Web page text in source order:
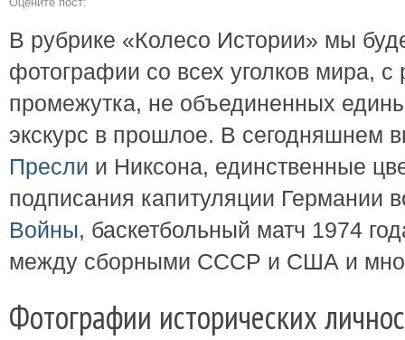
В рубрике «Колесо Истории» мы
фотографии со всех уголков мира, с
промежутка, не объединенных
экскурс в прошлое. В сегодняшнем
Пресли и Никсона, единственные
подписания капитуляции Германии
Войны, баскетбольный матч 1974
между сборными СССР и США и
Фотографии исторических